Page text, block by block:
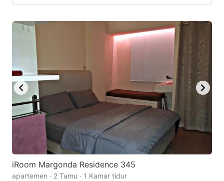
iRoom Margonda Residence 345
apartemen · 2 Tamu · 1 Kamar tidur